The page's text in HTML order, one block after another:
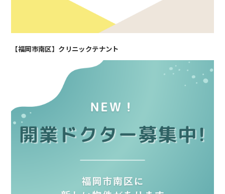
【福岡市南区】クリニックテナント